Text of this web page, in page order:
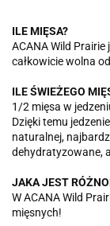
ILE MIĘSA?
ACANA Wild Prairie
całkowicie wolna
ILE ŚWIEŻEGO
1/2 mięsa w
Dzięki temu
naturalnej,
dehydratyzowane,
JAKA JEST
W ACANA Wild
mięsnych!